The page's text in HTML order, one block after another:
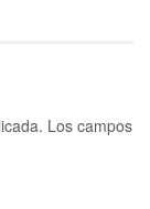
Los campos